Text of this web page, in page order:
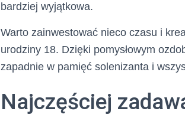
bardziej wyjątkowa.
Warto zainwestować nieco czasu i
urodziny 18. Dzięki pomysłowym
zapadnie w pamięć solenizanta i
Najczęściej